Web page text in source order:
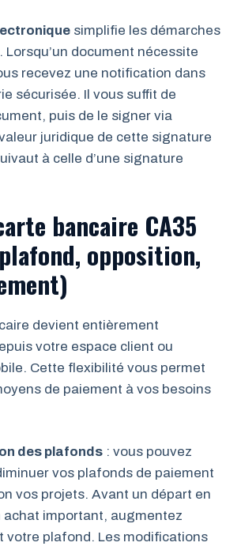
simplifie les démarches
document nécessite
recevez une notification dans
sécurisée. Il vous suffit de
puis de le signer via
juridique de cette signature
à celle d’une signature
bancaire CA35
opposition,
devient entièrement
votre espace client ou
Cette flexibilité vous permet
de paiement à vos besoins
des plafonds : vous pouvez
vos plafonds de paiement
vos projets. Avant un départ en
achat important, augmentez
votre plafond. Les modifications